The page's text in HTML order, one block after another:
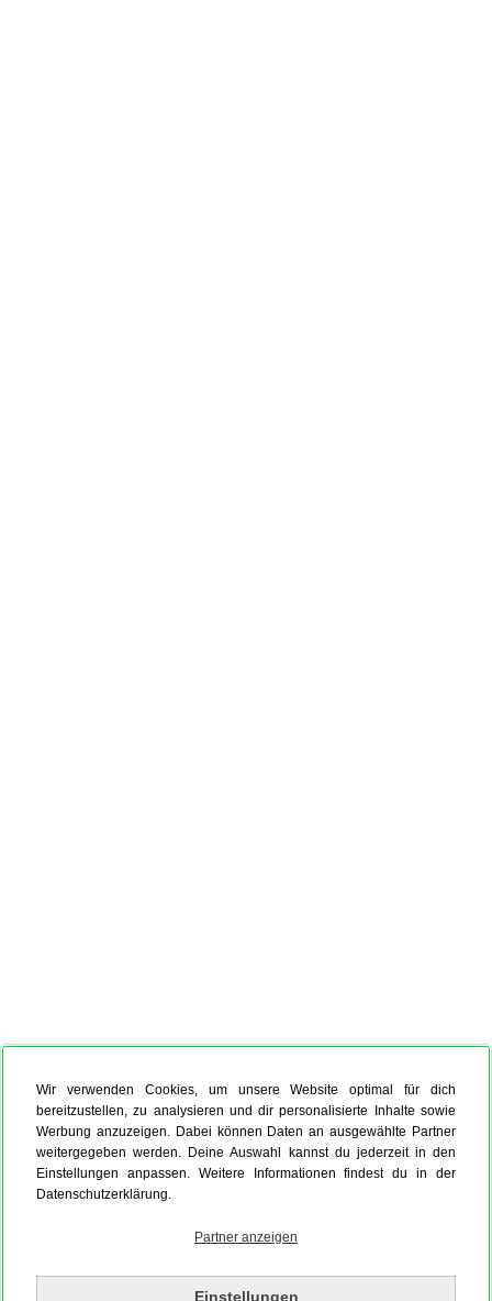
Wir verwenden Cookies, um unsere Website optimal für dich
bereitzustellen, zu analysieren und dir personalisierte Inhalte sowie
Werbung anzuzeigen. Dabei können Daten an ausgewählte Partner
weitergegeben werden. Deine Auswahl kannst du jederzeit in den
Einstellungen anpassen. Weitere Informationen findest du in der
Datenschutzerklärung.
Partner anzeigen
Einstellungen